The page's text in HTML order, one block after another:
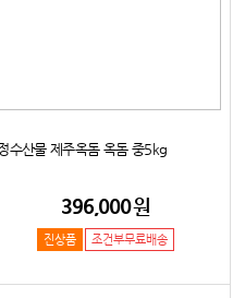
수산물 제주옥돔 옥돔 중5kg
396,000원
진상품 조건부무료배송